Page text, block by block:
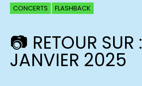
CONCERTS FLASHBACK
📷 RETOUR SUR :
JANVIER 2025